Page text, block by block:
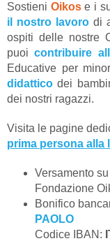
Sostieni Oikos e i
il nostro lavoro di
ospiti delle nostre
puoicontribuire
Educative per
didattico dei
dei nostri ragazzi.
Visita le pagine
prima persona alla
Versamento su
Fondazione
Bonifico
PAOLO
Codice IBAN: